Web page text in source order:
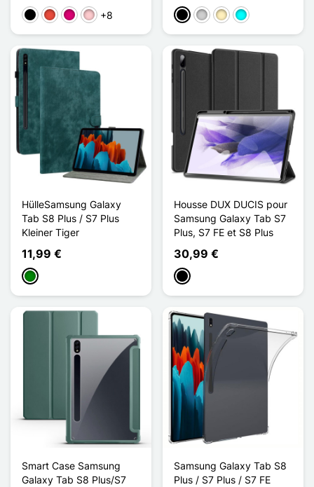
Schwarz
Rot Magenta
Pink+8 Schwarz
SilberGolden
Cyan
HülleSamsung Galaxy
Tab S8 Plus / S7 Plus
Kleiner Tiger
11,99 €
Grün
Housse DUX DUCIS pour
Samsung Galaxy Tab S7
Plus, S7 FE et S8 Plus
30,99 €
Schwarz
Smart Case Samsung
Galaxy Tab S8 Plus/S7
Samsung Galaxy Tab S8
Plus / S7 Plus / S7 FE